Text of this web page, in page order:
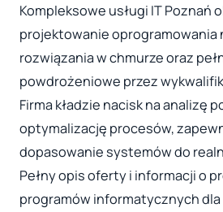
Kompleksowe usługi IT Poznań
projektowanie oprogramowania
rozwiązania w chmurze oraz
powdrożeniowe przez
Firma kładzie nacisk na analizę
optymalizację procesów,
dopasowanie systemów do
Pełny opis oferty i informacji o
programów informatycznych